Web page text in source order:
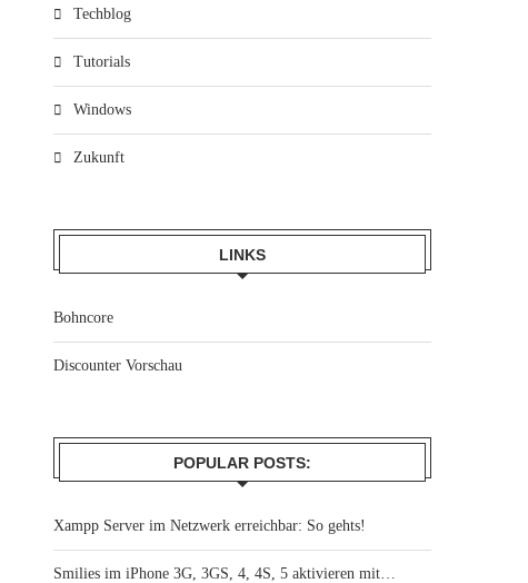
Techblog
Tutorials
Windows
Zukunft
LINKS
Bohncore
Discounter Vorschau
POPULAR POSTS:
Xampp Server im Netzwerk erreichbar: So gehts!
Smilies im iPhone 3G, 3GS, 4, 4S, 5 aktivieren mit…